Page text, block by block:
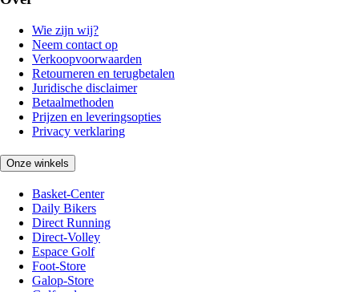
Wie zijn wij?
Neem contact op
Verkoopvoorwaarden
Retourneren en terugbetalen
Juridische disclaimer
Betaalmethoden
Prijzen en leveringsopties
Privacy verklaring
Onze winkels
Basket-Center
Daily Bikers
Direct Running
Direct-Volley
Espace Golf
Foot-Store
Galop-Store